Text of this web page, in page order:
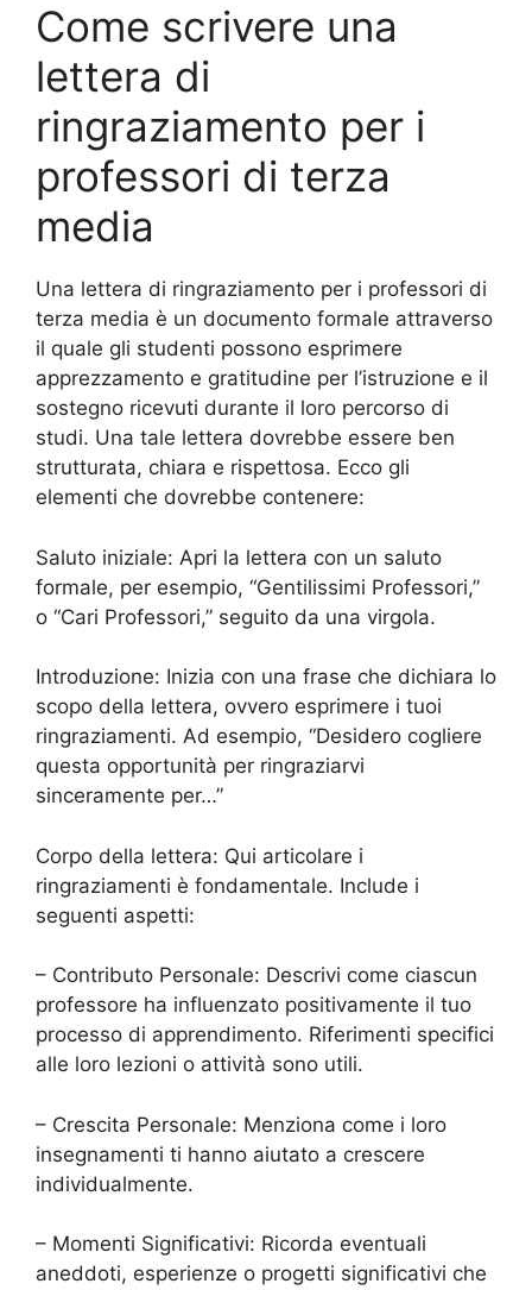
Come scrivere una
lettera di
ringraziamento per i
professori di terza
media
Una lettera di ringraziamento per i professori di
terza media è un documento formale attraverso
il quale gli studenti possono esprimere
apprezzamento e gratitudine per l’istruzione e il
sostegno ricevuti durante il loro percorso di
studi. Una tale lettera dovrebbe essere ben
strutturata, chiara e rispettosa. Ecco gli
elementi che dovrebbe contenere:
Saluto iniziale: Apri la lettera con un saluto
formale, per esempio, “Gentilissimi Professori,”
o “Cari Professori,” seguito da una virgola.
Introduzione: Inizia con una frase che dichiara lo
scopo della lettera, ovvero esprimere i tuoi
ringraziamenti. Ad esempio, “Desidero cogliere
questa opportunità per ringraziarvi
sinceramente per…”
Corpo della lettera: Qui articolare i
ringraziamenti è fondamentale. Include i
seguenti aspetti:
– Contributo Personale: Descrivi come ciascun
professore ha influenzato positivamente il tuo
processo di apprendimento. Riferimenti specifici
alle loro lezioni o attività sono utili.
– Crescita Personale: Menziona come i loro
insegnamenti ti hanno aiutato a crescere
individualmente.
– Momenti Significativi: Ricorda eventuali
aneddoti, esperienze o progetti significativi che